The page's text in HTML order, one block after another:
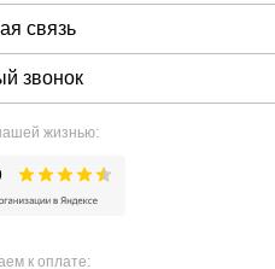
связь
звонок
жизнью:
к оплате: